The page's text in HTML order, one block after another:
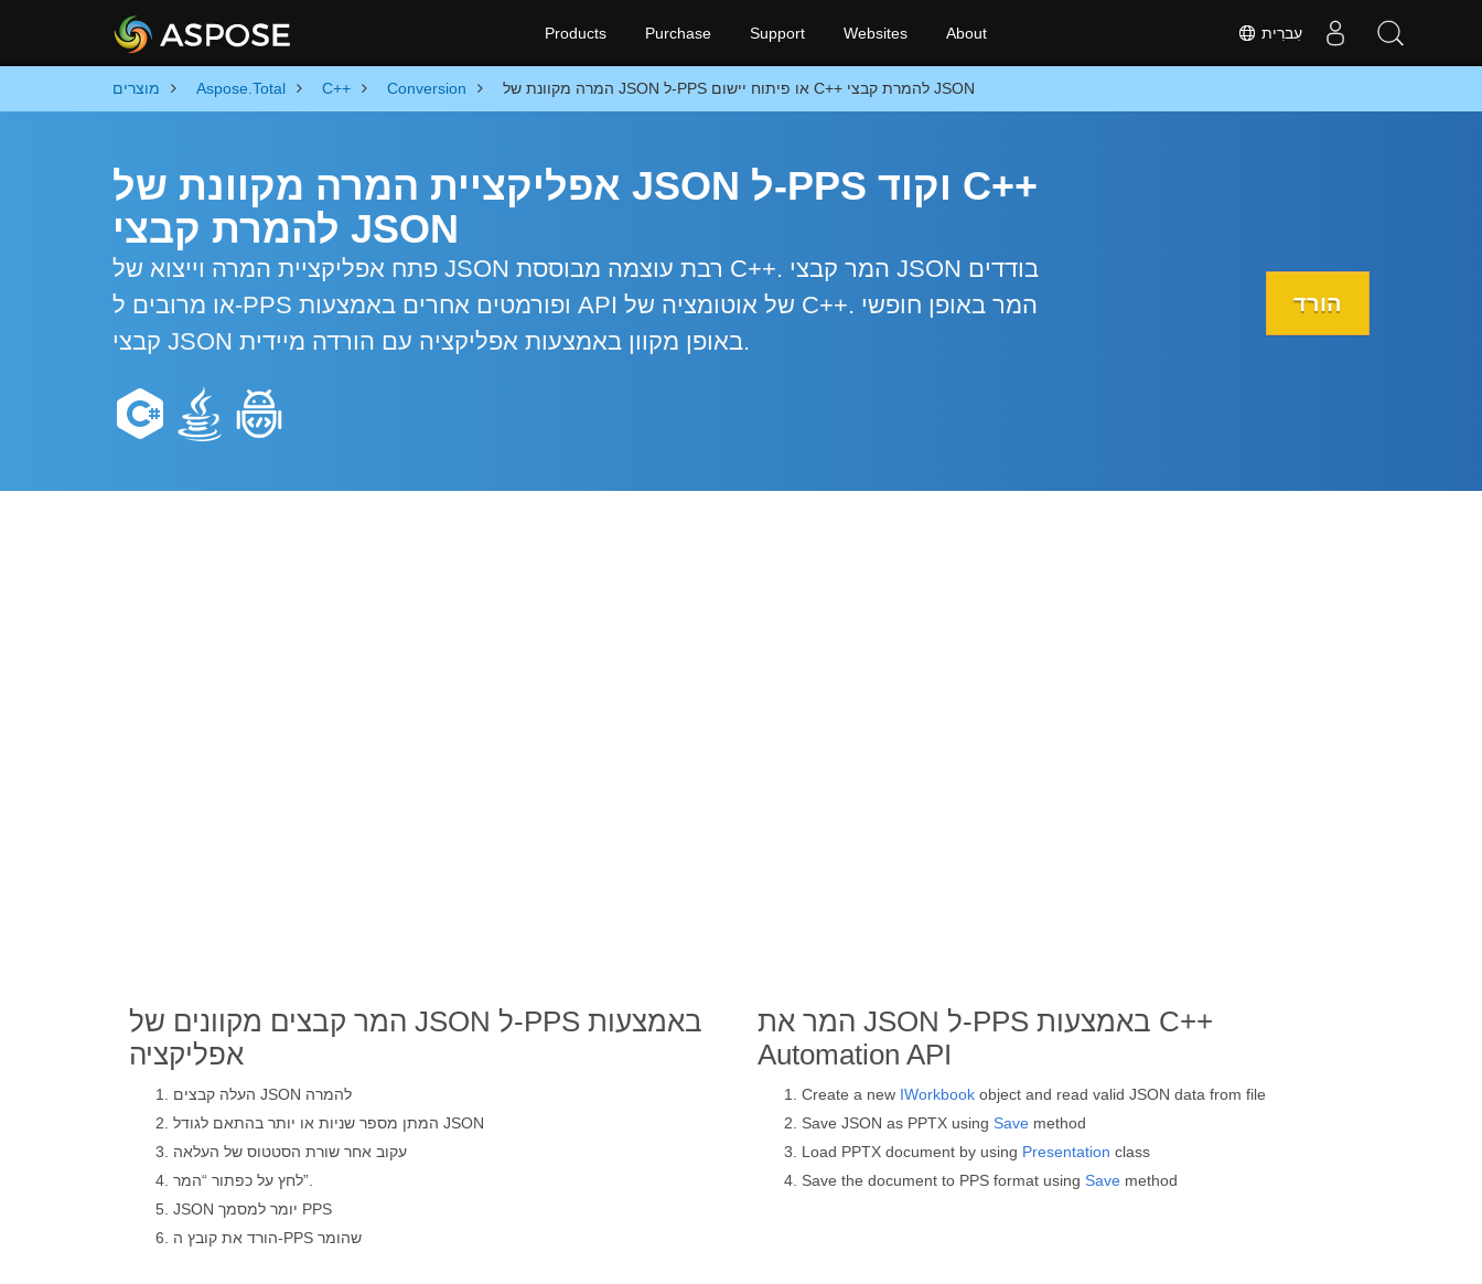
עִברִית Products Purchase Support Websites About
מוצרים Aspose.Total C++ Conversion המרה מקוונת של JSON ל-PPS או פיתוח יישום C++ להמרת קבצי JSON
אפליקציית המרה מקוונת של JSON ל-PPS וקוד C++
להמרת קבצי JSON
פתח אפליקציית המרה וייצוא של JSON רבת עוצמה מבוססת C++. המר קבצי JSON בודדים
או מרובים ל-PPS ופורמטים אחרים באמצעות API של אוטומציה של C++. המר באופן חופשי
קבצי JSON באופן מקוון באמצעות אפליקציה עם הורדה מיידית.
הורד
המר קבצים מקוונים של JSON ל-PPS באמצעות
אפליקציה
העלה קבצים JSON להמרה
המתן מספר שניות או יותר בהתאם לגודל JSON
עקוב אחר שורת הסטטוס של העלאה
לחץ על כפתור “המר”.
JSON יומר למסמך PPS
הורד את קובץ ה-PPS שהומר
המר את JSON ל-PPS באמצעות C++
Automation API
Create a new IWorkbook object and read valid JSON data from file
Save JSON as PPTX using Save method
Load PPTX document by using Presentation class
Save the document to PPS format using Save method